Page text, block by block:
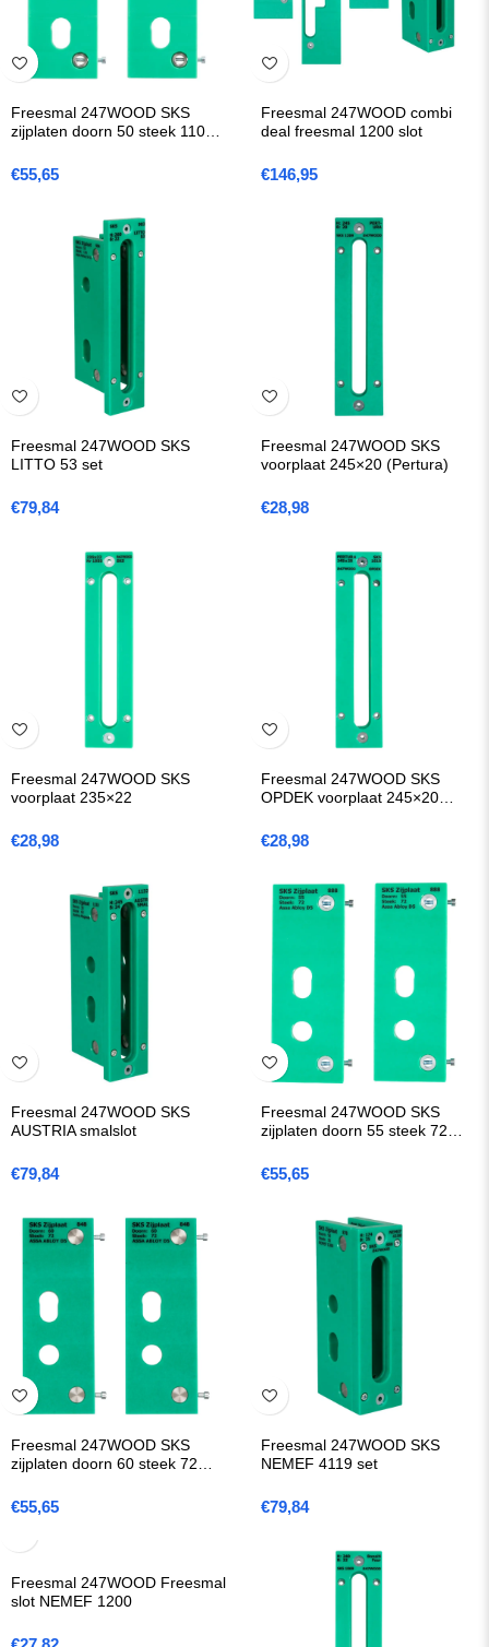
Freesmal 247WOOD SKS
zijplaten doorn 50 steek 110
€55,65
Freesmal 247WOOD combi
deal freesmal 1200 slot
€146,95
Freesmal 247WOOD SKS
LITTO 53 set
€79,84
Freesmal 247WOOD SKS
voorplaat 245×20 (Pertura)
€28,98
Freesmal 247WOOD SKS
voorplaat 235×22
€28,98
Freesmal 247WOOD SKS
OPDEK voorplaat 245×20
€28,98
Freesmal 247WOOD SKS
AUSTRIA smalslot
€79,84
Freesmal 247WOOD SKS
zijplaten doorn 55 steek 72
€55,65
Freesmal 247WOOD SKS
zijplaten doorn 60 steek 72
€55,65
Freesmal 247WOOD SKS
NEMEF 4119 set
€79,84
Freesmal 247WOOD Freesmal
slot NEMEF 1200